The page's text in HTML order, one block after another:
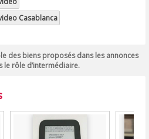
Casablanca
des biens proposés dans les annonces
le rôle d’intermédiaire.